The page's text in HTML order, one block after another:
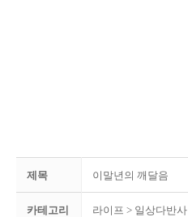
제목 이말년의 깨달음
카테고리 라이프 > 일상다반사